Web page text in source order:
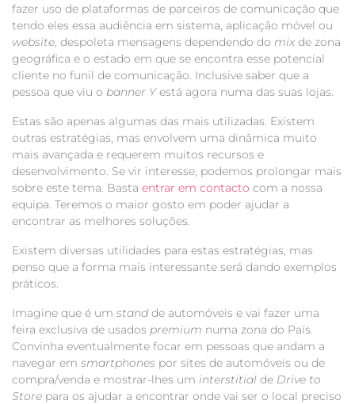
fazer uso de plataformas de parceiros de comunicação que
tendo eles essa audiência em sistema, aplicação móvel ou
website, despoleta mensagens dependendo do mix de zona
geográfica e o estado em que se encontra esse potencial
cliente no funil de comunicação. Inclusive saber que a
pessoa que viu o banner Yestá agora numa das suas lojas.
Estas são apenas algumas das mais utilizadas. Existem
outras estratégias, mas envolvem uma dinâmica muito
mais avançada e requerem muitos recursos e
desenvolvimento. Se vir interesse, podemos prolongar mais
sobre este tema. Basta entrar em contacto com a nossa
equipa. Teremos o maior gosto em poder ajudar a
encontrar as melhores soluções.
Existem diversas utilidades para estas estratégias, mas
penso que a forma mais interessante será dando exemplos
práticos.
Imagine que é um stand de automóveis e vai fazer uma
feira exclusiva de usados premium numa zona do País.
Convinha eventualmente focar em pessoas que andam a
navegar em smartphones por sites de automóveis ou de
compra/venda e mostrar-lhes um interstitial de Drive to
Store para os ajudar a encontrar onde vai ser o local preciso